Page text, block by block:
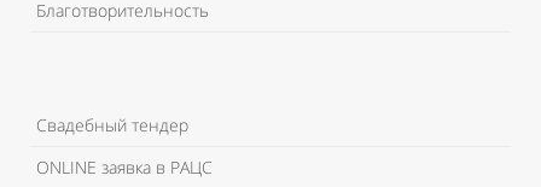
Благотворительность
Свадебный тендер
ONLINE заявка в РАЦС